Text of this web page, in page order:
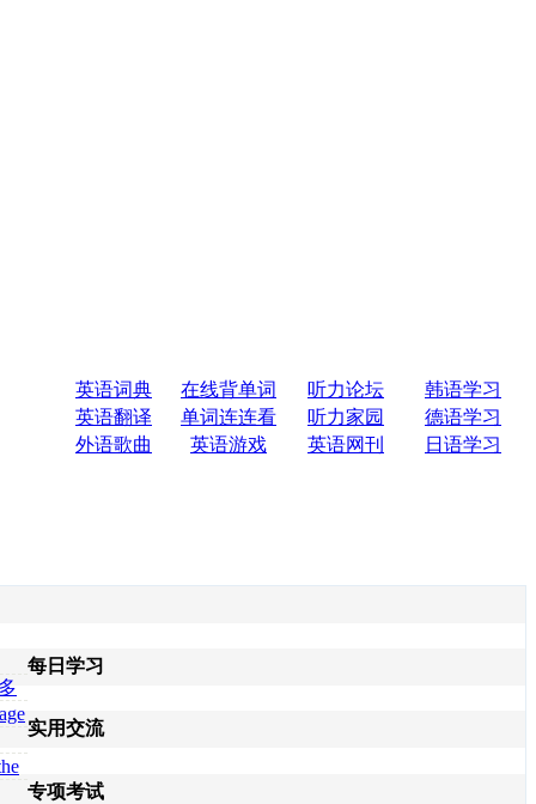
英语词典 在线背单词 听力论坛
韩语学习
英语翻译 单词连连看 听力家园
德语学习
外语歌曲 英语游戏 英语网刊
日语学习
每日学习
实用交流
专项考试